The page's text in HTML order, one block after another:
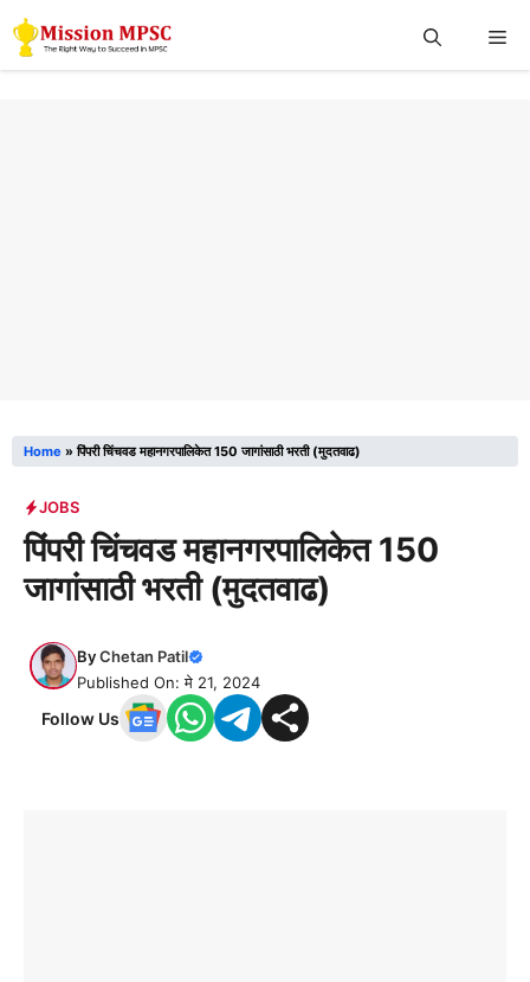
Skip
to
Home »पिंपरी चिंचवड महानगरपालिकेत 150 जागांसाठी भरती (मुदतवाढ)
JOBS
पिंपरी चिंचवड महानगरपालिकेत 150
जागांसाठी भरती (मुदतवाढ)
ByChetan Patil
Published On: मे 21, 2024
Follow Us